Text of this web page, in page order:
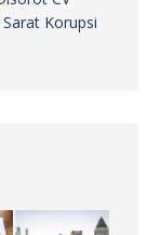
Korupsi